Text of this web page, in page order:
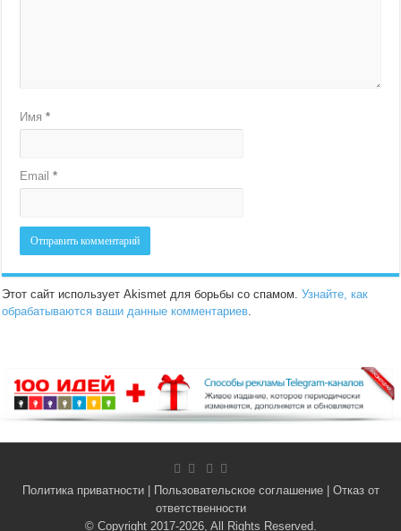
Имя*
Email*
Этот сайт использует Akismet для борьбы со спамом.Узнайте, как
обрабатываются ваши данные комментариев.
Политика приватности| Пользовательское соглашение| Отказ от
ответственности
© Copyright 2017-2026, All Rights Reserved.